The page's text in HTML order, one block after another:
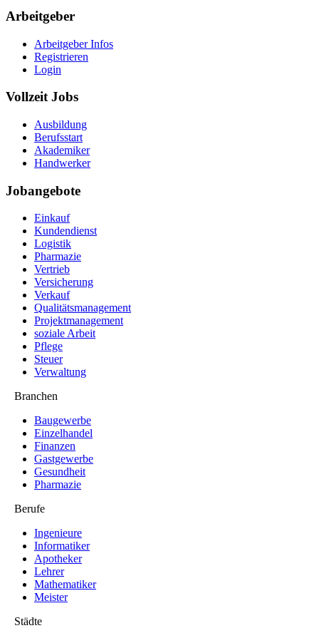
Arbeitgeber
Arbeitgeber Infos
Registrieren
Login
Vollzeit Jobs
Ausbildung
Berufsstart
Akademiker
Handwerker
Jobangebote
Einkauf
Kundendienst
Logistik
Pharmazie
Vertrieb
Versicherung
Verkauf
Qualitätsmanagement
Projektmanagement
soziale Arbeit
Pflege
Steuer
Verwaltung
Branchen
Baugewerbe
Einzelhandel
Finanzen
Gastgewerbe
Gesundheit
Pharmazie
Berufe
Ingenieure
Informatiker
Apotheker
Lehrer
Mathematiker
Meister
Städte